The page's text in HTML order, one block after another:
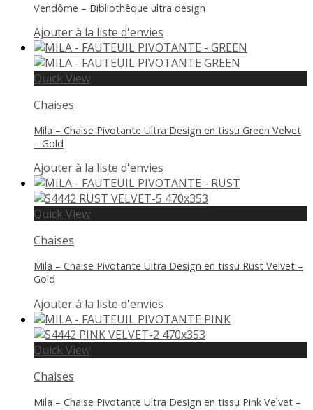
Vendôme – Bibliothèque ultra design
Ajouter à la liste d'envies
Quick View
Chaises
Mila – Chaise Pivotante Ultra Design en tissu Green Velvet
– Gold
Ajouter à la liste d'envies
Quick View
Chaises
Mila – Chaise Pivotante Ultra Design en tissu Rust Velvet –
Gold
Ajouter à la liste d'envies
Quick View
Chaises
Mila – Chaise Pivotante Ultra Design en tissu Pink Velvet –